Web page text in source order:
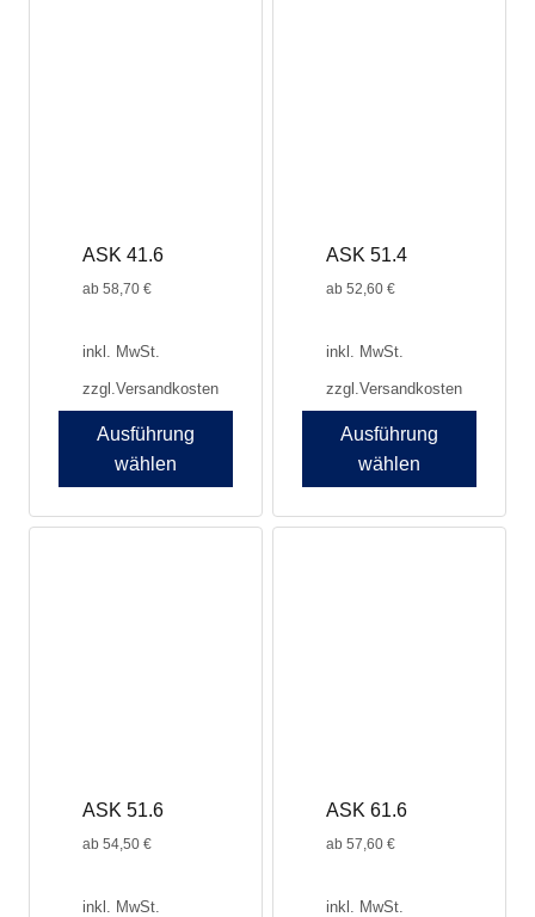
ASK 41.6
ab 58,70 €
inkl. MwSt.
zzgl.Versandkosten
Ausführung
wählen
ASK 51.4
ab 52,60 €
inkl. MwSt.
zzgl.Versandkosten
Ausführung
wählen
ASK 51.6
ab 54,50 €
inkl. MwSt.
ASK 61.6
ab 57,60 €
inkl. MwSt.